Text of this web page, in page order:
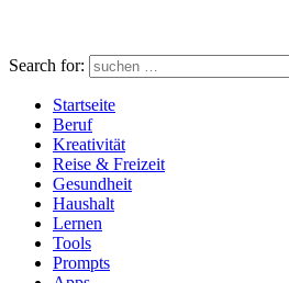
Search for:
Startseite
Beruf
Kreativität
Reise & Freizeit
Gesundheit
Haushalt
Lernen
Tools
Prompts